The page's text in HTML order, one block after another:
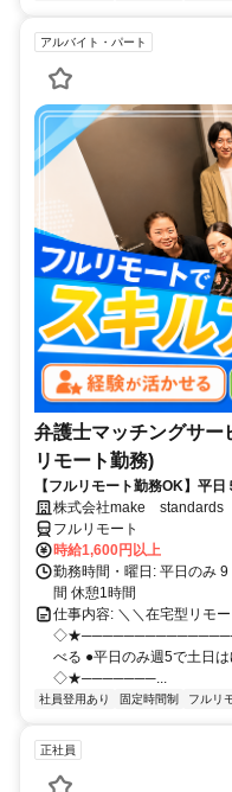
アルバイト・パート
弁護士マッチングサー
リモート勤務)
【フルリモート勤務OK】平
ルが身につく営業職
株式会社make standards
フルリモート
時給1,600円以上
勤務時間・曜日: 平日のみ
間 休憩1時間
仕事内容: ＼＼在宅型リモ
べる ●平日のみ週5で土日
◇★───────...
社員登用あり 固定時間制 フルリ
正社員